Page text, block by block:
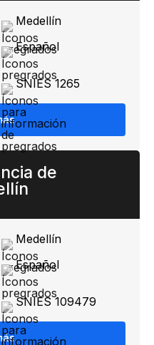
Medellín
Español
SNIES 1265
de
Medellín​
Español
SNIES 109479